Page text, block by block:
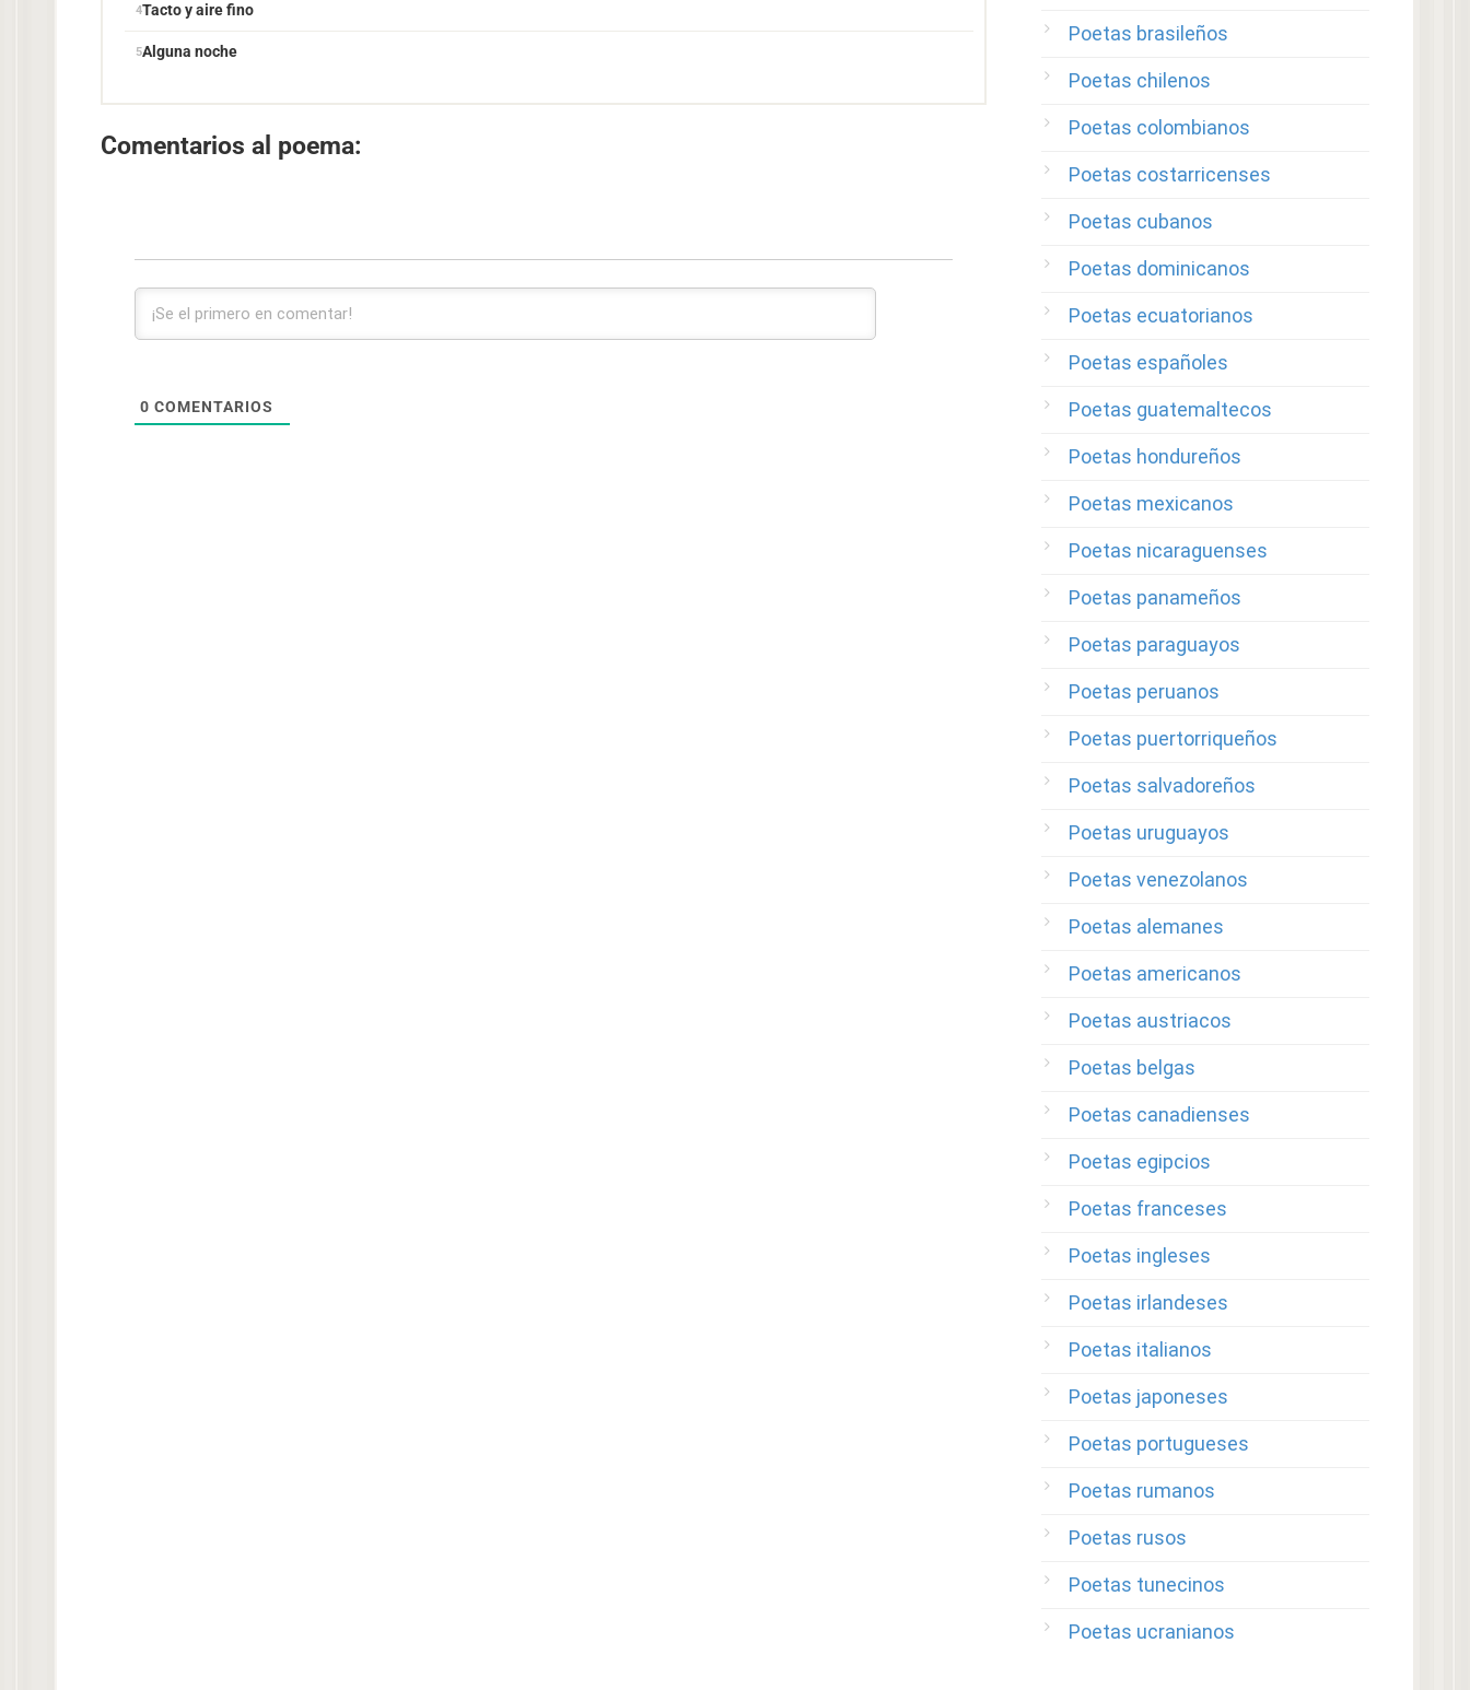
Tacto y aire fino
Alguna noche
Comentarios al poema:
0 COMENTARIOS
Poetas brasileños
Poetas chilenos
Poetas colombianos
Poetas costarricenses
Poetas cubanos
Poetas dominicanos
Poetas ecuatorianos
Poetas españoles
Poetas guatemaltecos
Poetas hondureños
Poetas mexicanos
Poetas nicaraguenses
Poetas panameños
Poetas paraguayos
Poetas peruanos
Poetas puertorriqueños
Poetas salvadoreños
Poetas uruguayos
Poetas venezolanos
Poetas alemanes
Poetas americanos
Poetas austriacos
Poetas belgas
Poetas canadienses
Poetas egipcios
Poetas franceses
Poetas ingleses
Poetas irlandeses
Poetas italianos
Poetas japoneses
Poetas portugueses
Poetas rumanos
Poetas rusos
Poetas tunecinos
Poetas ucranianos